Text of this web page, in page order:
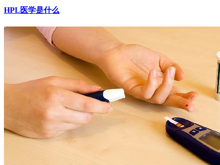
HPL医学是什么